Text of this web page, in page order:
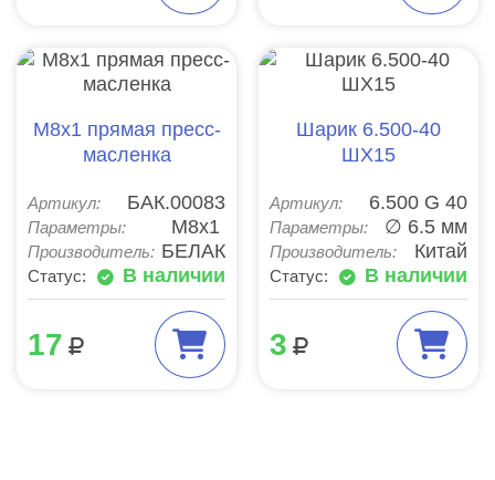
М8х1 прямая пресс-
масленка
Артикул: БАК.00083
Параметры: М8х1
Производитель: БЕЛАК
Статус: В наличии
17
Шарик 6.500-40
ШХ15
Артикул: 6.500 G 40
Параметры: ∅ 6.5 мм
Производитель: Китай
Статус: В наличии
3